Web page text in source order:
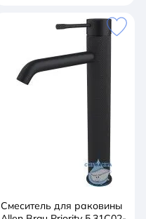
Смеситель для раковины